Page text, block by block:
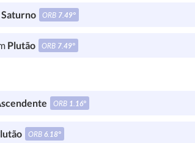
Saturno ORB 7.49°
Plutão ORB 7.49°
ORB 1.16°
ORB6.18°